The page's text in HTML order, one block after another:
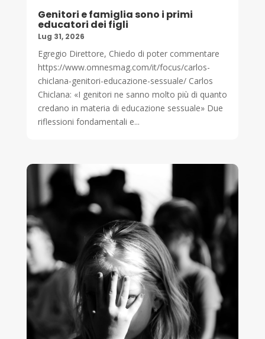
Genitori e famiglia sono i primi
educatori dei figli
Lug 31, 2026
Egregio Direttore, Chiedo di poter commentare
https://www.omnesmag.com/it/focus/carlos-
chiclana-genitori-educazione-sessuale/ Carlos
Chiclana: «I genitori ne sanno molto più di quanto
credano in materia di educazione sessuale» Due
riflessioni fondamentali e...